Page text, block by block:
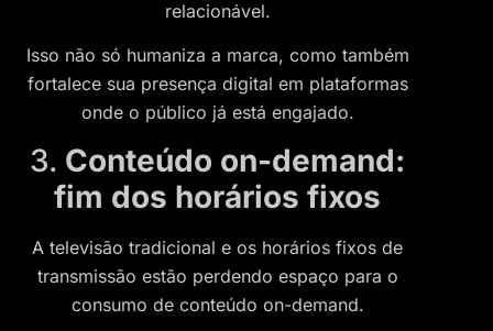
relacionável.
Isso não só humaniza a marca, como também
fortalece sua presença digital em plataformas
onde o público já está engajado.
3. Conteúdo on-demand:
fim dos horários fixos
A televisão tradicional e os horários fixos de
transmissão estão perdendo espaço para o
consumo de conteúdo on-demand.